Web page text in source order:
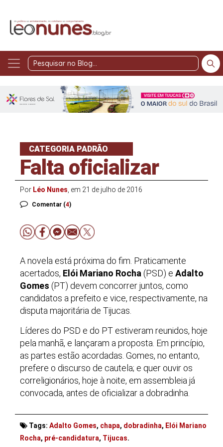
Pesquisar
Blog
CATEGORIA PADRÃO
Falta oficializar
Por Léo Nunes , em 21 de julho de 2016
Comentar (4)
A novela está próxima do fim. Praticamente
acertados, Elói Mariano Rocha (PSD) e Adalto
Gomes (PT) devem concorrer juntos, como
candidatos a prefeito e vice, respectivamente, na
disputa majoritária de Tijucas.
Líderes do PSD e do PT estiveram reunidos, hoje
pela manhã, e lançaram a proposta. Em princípio,
as partes estão acordadas. Gomes, no entanto,
prefere o discurso de cautela; e quer ouvir os
correligionários, hoje à noite, em assembleia já
convocada, antes de oficializar a dobradinha.
Tags: Adalto Gomes, chapa, dobradinha, Elói Mariano
Rocha, pré-candidatura, Tijucas.